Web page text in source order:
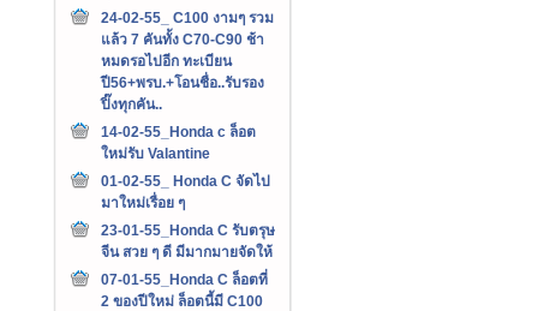
24-02-55_ C100 งามๆ รวม
แล้ว 7 คันทั้ง C70-C90 ช้า
หมดรอไปอีก ทะเบียน
ปี56+พรบ.+โอนชื่อ..รับรอง
ปิ๊งทุกคัน..
14-02-55_Honda c ล็อต
ใหม่รับ Valantine
01-02-55_ Honda C จัดไป
มาใหม่เรื่อย ๆ
23-01-55_Honda C รับตรุษ
จีน สวย ๆ ดี มีมากมายจัดให้
07-01-55_Honda C ล็อตที่
2 ของปีใหม่ ล็อตนี้มี C100